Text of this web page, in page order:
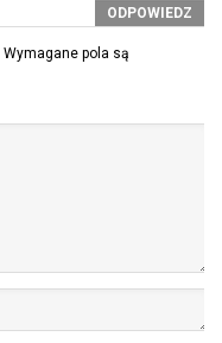
ODPOWIEDZ
Wymagane pola są